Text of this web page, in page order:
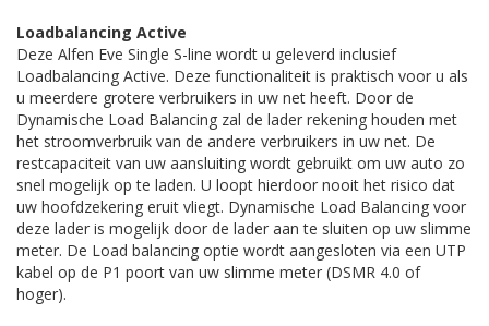
Loadbalancing Active
Deze Alfen Eve Single S-line wordt u geleverd inclusief
Loadbalancing Active. Deze functionaliteit is praktisch voor u als
u meerdere grotere verbruikers in uw net heeft. Door de
Dynamische Load Balancing zal de lader rekening houden met
het stroomverbruik van de andere verbruikers in uw net. De
restcapaciteit van uw aansluiting wordt gebruikt om uw auto zo
snel mogelijk op te laden. U loopt hierdoor nooit het risico dat
uw hoofdzekering eruit vliegt. Dynamische Load Balancing voor
deze lader is mogelijk door de lader aan te sluiten op uw slimme
meter. De Load balancing optie wordt aangesloten via een UTP
kabel op de P1 poort van uw slimme meter (DSMR 4.0 of
hoger).